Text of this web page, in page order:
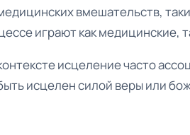
вмешательств,
играют как медицинские,
исцеление часто
исцелен силой веры или